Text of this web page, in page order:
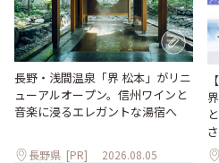
長野・浅間温泉「界 松本」がリニ
ューアルオープン。信州ワインと
音楽に浸るエレガントな湯宿へ
長野県 [PR] 2026.08.05